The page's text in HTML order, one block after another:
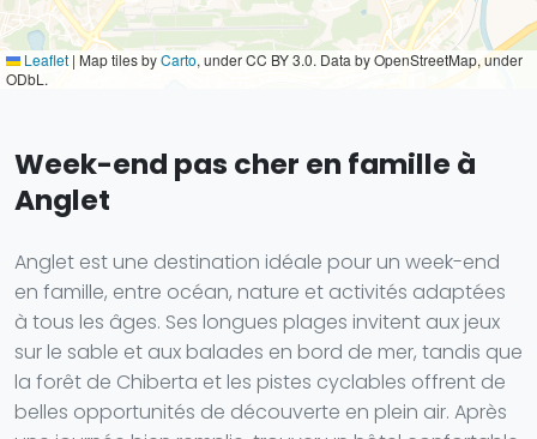
Leaflet | Map tiles byCarto, under CC BY 3.0. Data by OpenStreetMap, under
ODbL.
Week-end pas cher en famille à
Anglet
Anglet est une destination idéale pour un week-end
en famille, entre océan, nature et activités adaptées
à tous les âges. Ses longues plages invitent aux jeux
sur le sable et aux balades en bord de mer, tandis que
la forêt de Chiberta et les pistes cyclables offrent de
belles opportunités de découverte en plein air. Après